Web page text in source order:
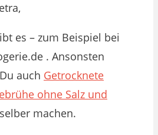
es – zum Beispiel bei
. Ansonsten
auch Getrocknete
ohne Salz und
selber machen.